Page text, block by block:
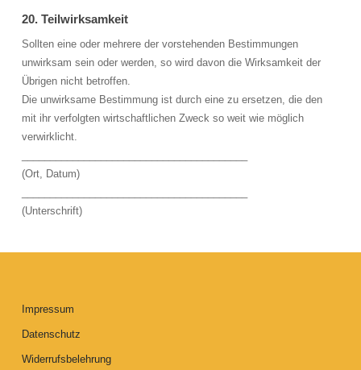
20. Teilwirksamkeit
Sollten eine oder mehrere der vorstehenden Bestimmungen
unwirksam sein oder werden, so wird davon die Wirksamkeit der
Übrigen nicht betroffen.
Die unwirksame Bestimmung ist durch eine zu ersetzen, die den
mit ihr verfolgten wirtschaftlichen Zweck so weit wie möglich
verwirklicht.
(Ort, Datum)
(Unterschrift)
Impressum
Datenschutz
Widerrufsbelehrung